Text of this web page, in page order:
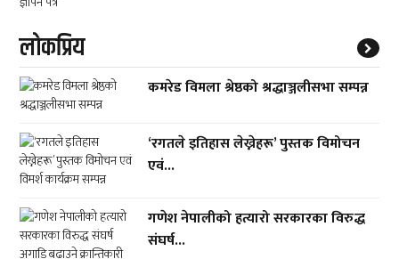
लाेकप्रिय
कमरेड विमला श्रेष्ठको श्रद्धाञ्जलीसभा सम्पन्न
‘रगतले इतिहास लेख्नेहरू’ पुस्तक विमोचन
एवं...
गणेश नेपालीको हत्यारो सरकारका विरुद्ध
संघर्ष...